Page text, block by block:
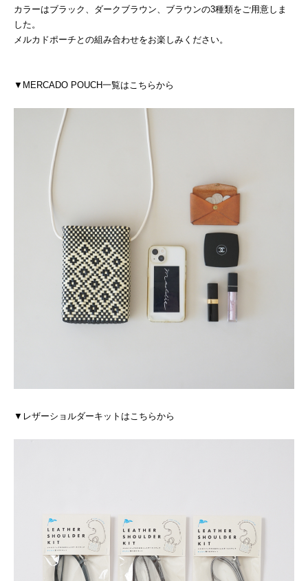
カラーはブラック、ダークブラウン、ブラウンの3種類をご用意しま
した。
メルカドポーチとの組み合わせをお楽しみください。
▼MERCADO POUCH一覧はこちらから
▼レザーショルダーキットはこちらから